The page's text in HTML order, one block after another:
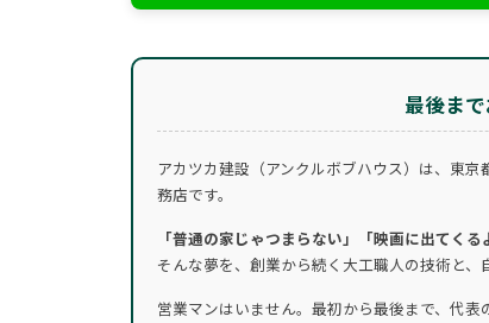
最後ま
アカツカ建設（アンクルボブハウス）は、東京
務店です。
「普通の家じゃつまらない」「映画に出てくる
そんな夢を、創業から続く大工職人の技術と、
営業マンはいません。最初から最後まで、代表